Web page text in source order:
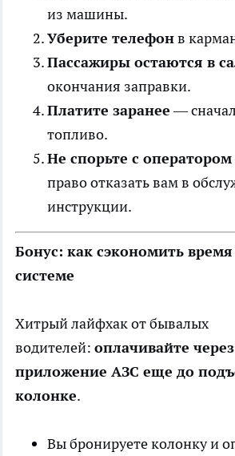
из машины.
Уберите телефонв
Пассажиры остаются в
окончания заправки.
Платите заранее—
топливо.
Не спорьте с оператором
право отказать вам в
инструкции.
Бонус: как сэкономить
системе
Хитрый лайфхак от бывалых
водителей: оплачивайте
приложение АЗС еще до
колонке.
Вы бронируете колонку и